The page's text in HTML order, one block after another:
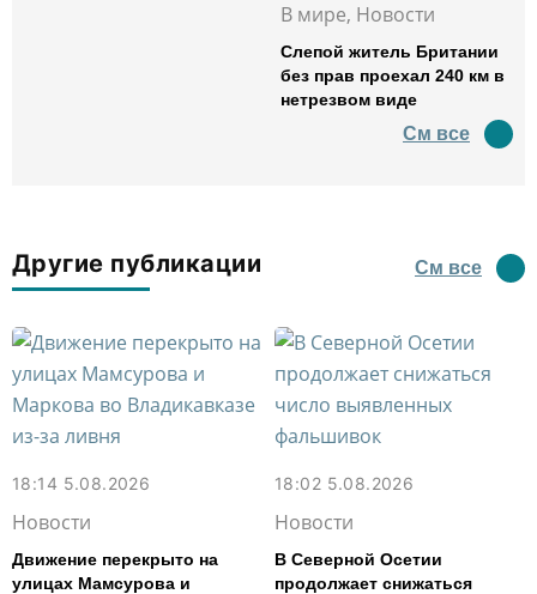
В мире, Новости
Слепой житель Британии
без прав проехал 240 км в
нетрезвом виде
См все
Другие публикации См все
18:14 5.08.2026
Новости
Движение перекрыто на
улицах Мамсурова и
18:02 5.08.2026
Новости
В Северной Осетии
продолжает снижаться